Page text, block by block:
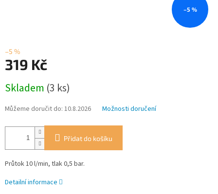
–5 %
–5 %
319 Kč
cena:
Skladem (3 ks)
Můžeme doručit do: 10.8.2026 Možnosti doručení
Přidat do košíku
Průtok 10 l/min, tlak 0,5 bar.
Detailní informace